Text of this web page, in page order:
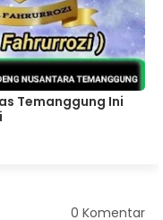
Temanggung Ini
0 Komentar